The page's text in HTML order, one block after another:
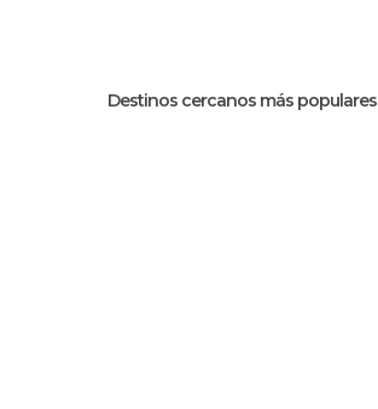
Destinos cercanos más populares